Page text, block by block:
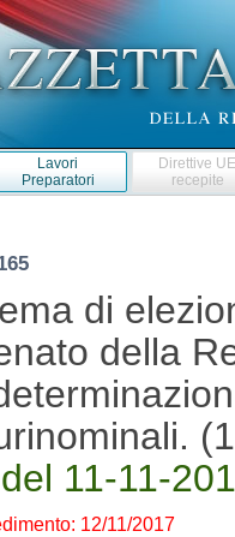
Lavori
Preparatori
Direttive
recepite
di
della
11-11-
12/11/2017